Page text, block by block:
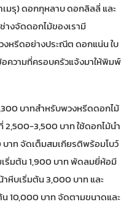
มรุ) ดอกกุหลาบ ดอกลิลลี่ และ
างจัดดอกไม้ของเรามี
งหรีดอย่างประณีต ดอกแน่น ใบ
ความที่ครอบครัวแจ้งมาให้พิมพ์
บาทสำหรับพวงหรีดดอกไม้
3,500 บาท ใช้ดอกไม้นำ
าท จัดเต็มสมเกียรติพร้อมโบว์
มต้น 1,900 บาท พัดลมยี่ห้อมี
หีบเริ่มต้น 3,000 บาท และ
10,000 บาท จัดตามขนาดและ